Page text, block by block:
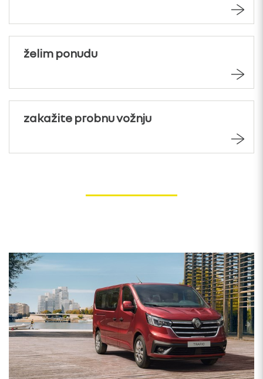
želim ponudu
zakažite probnu vožnju